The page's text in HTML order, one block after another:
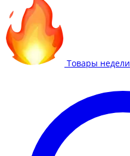
Товары недели